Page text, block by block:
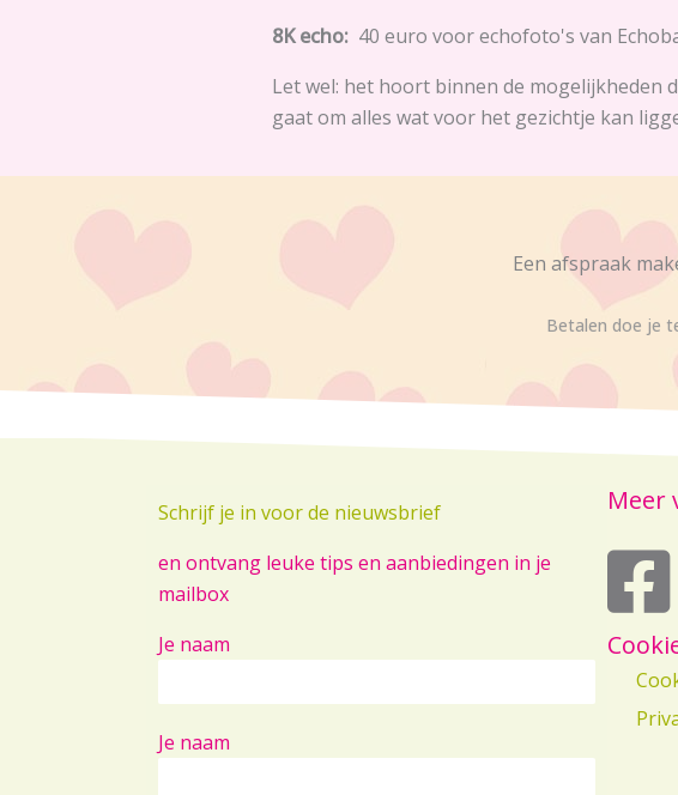
8K echo: 40 euro voor echofoto's van
Let wel: het hoort binnen de mogelijkheden
gaat om alles wat voor het gezichtje kan
Een afspraak
Betalen doe je
Schrijf je in voor de nieuwsbrief
en ontvang leuke tips en aanbiedingen in je
mailbox
Je naam
Je naam
Meer